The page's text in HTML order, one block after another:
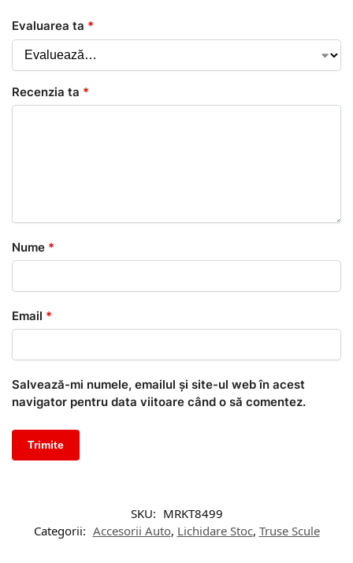
Evaluarea ta *
Recenzia ta *
Nume *
Email *
Salvează-mi numele, emailul și site-ul web în acest
navigator pentru data viitoare când o să comentez.
SKU: MRKT8499
Categorii: Accesorii Auto, Lichidare Stoc, Truse Scule